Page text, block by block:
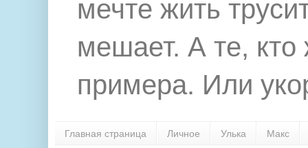
мечте жить
мешает. А те,
примера. Или
Главная страница Личное Улька Макс